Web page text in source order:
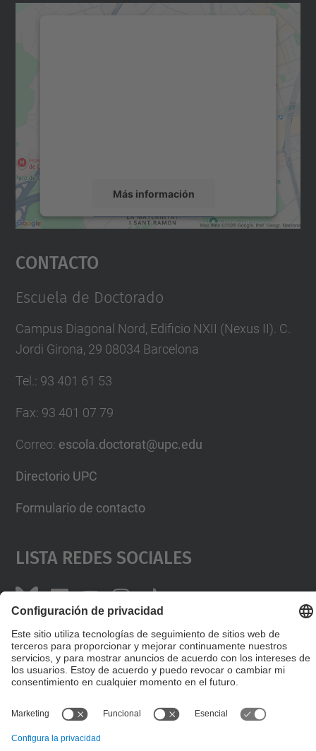
Más información
Aceptar
powered by
Contacto
Escuela de Doctorado
Campus Diagonal Nord, Edificio NXII (Nexus II). C.
Jordi Girona, 29 08034 Barcelona
Tel.: 93 401 61 53
Fax: 93 401 07 79
Correo: escola.doctorat@upc.edu
Directorio UPC
Formulario de contacto
Lista Redes Sociales
© UPCEscuela de Doctorado